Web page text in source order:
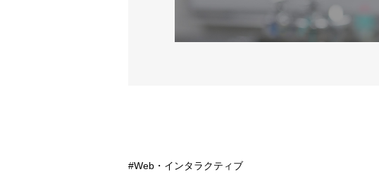
Web・インタラクティブ